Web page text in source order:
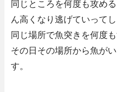
同じところを何度も攻め
ん高くなり逃げていってし
同じ場所で魚突きを何度
その日その場所から魚が
す。